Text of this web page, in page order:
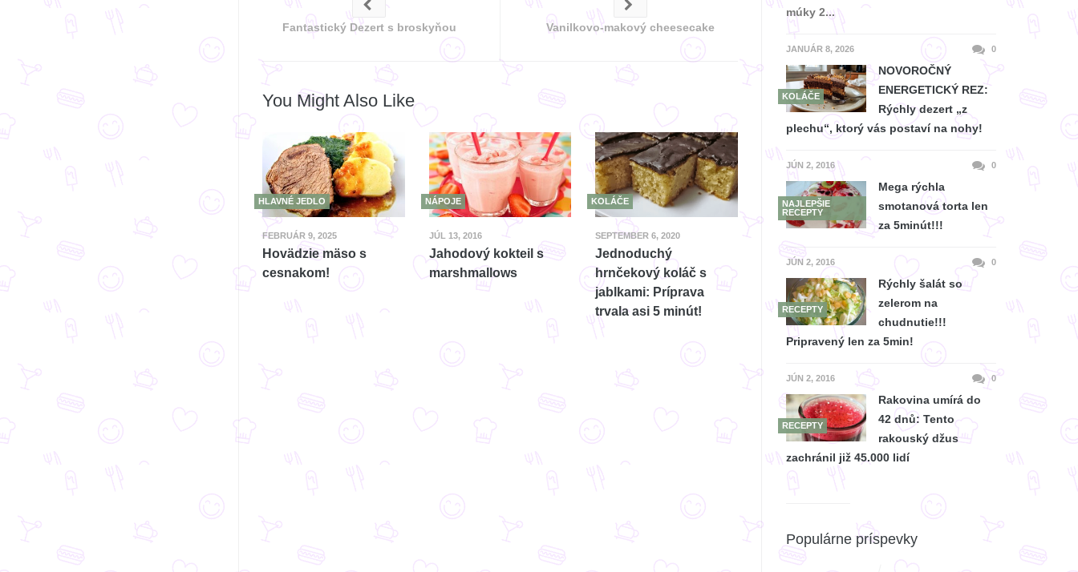
Fantastický Dezert s broskyňou Vanilkovo-makový cheesecake
You Might Also Like
HLAVNÉ JEDLO
FEBRUÁR 9, 2025
Hovädzie mäso s
cesnakom!
NÁPOJE
JÚL 13, 2016
Jahodový kokteil s
marshmallows
KOLÁČE
SEPTEMBER 6, 2020
Jednoduchý
hrnčekový koláč s
jablkami: Príprava
trvala asi 5 minút!
múky 2...
JANUÁR 8, 2026 0
KOLÁČE
NOVOROČNÝ
ENERGETICKÝ REZ:
Rýchly dezert „z
plechu“, ktorý vás postaví na nohy!
JÚN 2, 2016 0
NAJLEPŠIE
RECEPTY
Mega rýchla
smotanová torta len
za 5minút!!!
JÚN 2, 2016 0
RECEPTY
Rýchly šalát so
zelerom na
chudnutie!!!
Pripravený len za 5min!
JÚN 2, 2016 0
RECEPTY
Rakovina umírá do
42 dnů: Tento
rakouský džus
zachránil již 45.000 lidí
Populárne príspevky